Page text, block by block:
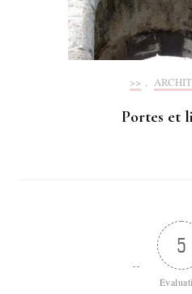
>> ,
Portes et
5